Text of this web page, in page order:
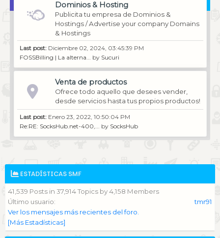
Dominios & Hosting
Publicita tu empresa de Dominios &
Hostings / Advertise your company Domains
& Hostings
Last post: Diciembre 02, 2024, 03:45:39 PM
FOSSBilling | La alterna... by Sucuri
Venta de productos
Ofrece todo aquello que desees vender,
desde servicios hasta tus propios productos!
Last post: Enero 23, 2022, 10:50:04 PM
Re:RE: SocksHub.net-400,... by SocksHub
ESTADÍSTICAS SMF
41,539 Posts in 37,914 Topics by 4,158 Members
Último usuario:
tmr91
Ver los mensajes más recientes del foro.
[Más Estadísticas]